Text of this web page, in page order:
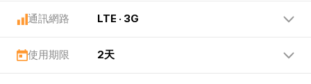
通訊網路 LTE · 3G
使用期限 2天